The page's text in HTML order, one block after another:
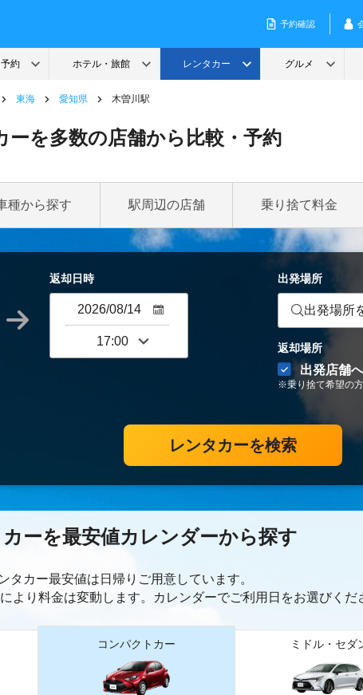
東海 愛知県 木曽川駅
ーを多数の店舗から比較・予約
種から探す 駅周辺の店舗 乗り捨て料金
返却日時 出発場所
出発場所
返却場所
出発店舗
※乗り捨て希望の
レンタカーを検索
ーを最安値カレンダーから探す
タカー最安値は日帰り ご用意しています。
より料金は変動します。カレンダーでご利用日をお選びくだ
コンパクトカー ミドル・セダ